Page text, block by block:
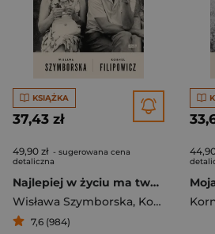
KSIĄŻKA
37,43 zł
49,90 zł - sugerowana cena
detaliczna
Najlepiej w życiu ma twój kot. Listy
Wisława Szymborska, Kornel Filipowicz
7,6 (984)